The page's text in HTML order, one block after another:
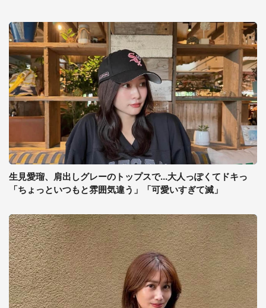
生見愛瑠、肩出しグレーのトップスで...大人っぽくてドキっ
「ちょっといつもと雰囲気違う」「可愛いすぎて滅」